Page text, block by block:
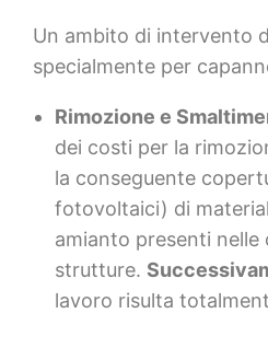
Un ambito di intervento
specialmente per
Rimozione e
dei costi per la
la conseguente
fotovoltaici) di
amianto presenti nelle
strutture.
lavoro risulta